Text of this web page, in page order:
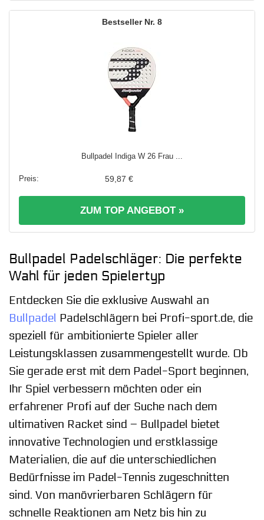
8
Bullpadel Indiga W 26 Frau ...
59,87 €
ZUM TOP ANGEBOT »
Bullpadel Padelschläger: Die perfekte
Wahl für jeden Spielertyp
Entdecken Sie die exklusive Auswahl an
Bullpadel Padelschlägern bei Profi-sport.de, die
speziell für ambitionierte Spieler aller
Leistungsklassen zusammengestellt wurde. Ob
Sie gerade erst mit dem Padel-Sport beginnen,
Ihr Spiel verbessern möchten oder ein
erfahrener Profi auf der Suche nach dem
ultimativen Racket sind – Bullpadel bietet
innovative Technologien und erstklassige
Materialien, die auf die unterschiedlichen
Bedürfnisse im Padel-Tennis zugeschnitten
sind. Von manövrierbaren Schlägern für
schnelle Reaktionen am Netz bis hin zu